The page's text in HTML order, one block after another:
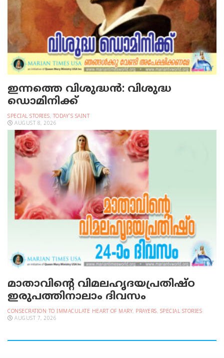
ഇന്നത്തെ വിശുദ്ധന്‍: വിശുദ്ധ
ഡൊമിനിക്ക്
SPECIAL STORIES, TODAY'S SAINT
AUGUST 8, 2026
മാതാവിന്റെ വിമലഹൃദയപ്രതിഷ്ഠ
ഇരുപത്തിനാലാം ദിവസം
CONSECRATION TO IMMACULATE HEART OF MARY, PRAYERS, SPECIAL STORIES
AUGUST 7, 2026